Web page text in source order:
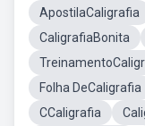
ApostilaCaligrafia
CaligrafiaBonita
Folha DeCaligrafia
CCaligrafia